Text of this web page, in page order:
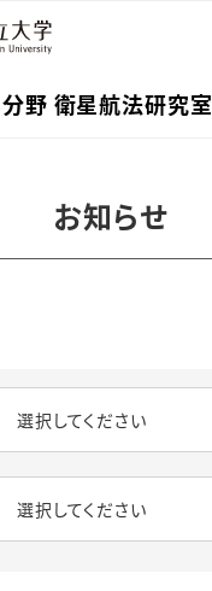
野 衛星航法研究室
お知らせ
選択してください
選択してください